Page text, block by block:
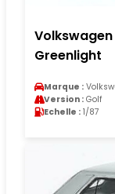
Volkswagen
Greenlight
Marque :
Version : Golf
Echelle : 1/87